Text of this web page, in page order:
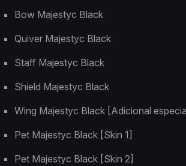
Bow Majestyc Black
Quiver Majestyc Black
Staff Majestyc Black
Shield Majestyc Black
Wing Majestyc Black [Adicional
Pet Majestyc Black [Skin 1]
Pet Majestyc Black [Skin 2]